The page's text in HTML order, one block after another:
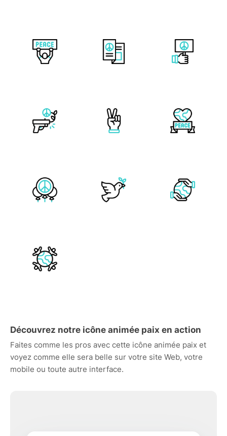
Découvrez notre icône animée paix en action
Faites comme les pros avec cette icône animée paix et
voyez comme elle sera belle sur votre site Web, votre
mobile ou toute autre interface.